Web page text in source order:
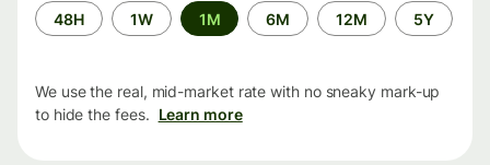
Time
period
48H 1W 1M 6M 12M 5Y
We use the real, mid-market rate with no sneaky mark-up
to hide the fees. Learn more